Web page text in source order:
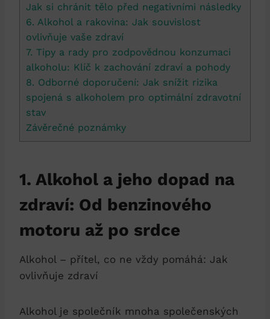
Jak si chránit tělo před negativními následky
6. Alkohol a rakovina: Jak souvislost
ovlivňuje vaše zdraví
7. Tipy a rady pro zodpovědnou konzumaci
alkoholu: Klíč k zachování zdraví a pohody
8. Odborné doporučení: Jak snížit rizika
spojená s alkoholem pro optimální zdravotní
stav
Závěrečné poznámky
1. Alkohol a jeho dopad na
zdraví: Od benzinového
motoru až po srdce
Alkohol – přítel, co ne vždy pomáhá: Jak
ovlivňuje zdraví
Alkohol je společník mnoha společenských